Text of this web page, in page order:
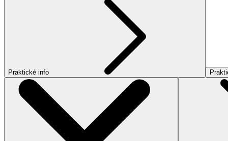
Praktické info